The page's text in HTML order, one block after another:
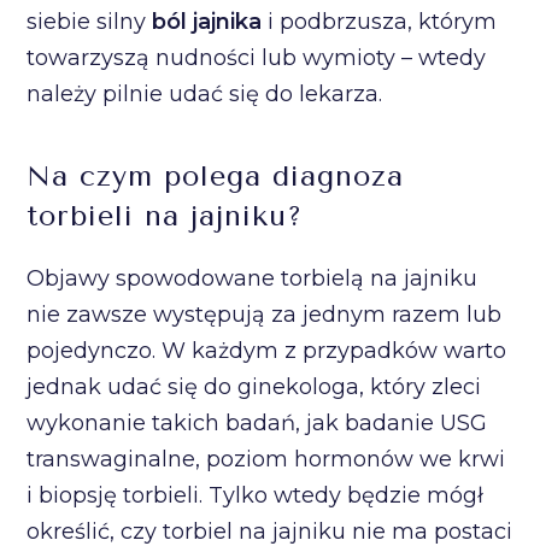
siebie silny ból jajnika i podbrzusza, którym
towarzyszą nudności lub wymioty – wtedy
należy pilnie udać się do lekarza.
Na czym polega diagnoza
torbieli na jajniku?
Objawy spowodowane torbielą na jajniku
nie zawsze występują za jednym razem lub
pojedynczo. W każdym z przypadków warto
jednak udać się do ginekologa, który zleci
wykonanie takich badań, jak badanie USG
transwaginalne, poziom hormonów we krwi
i biopsję torbieli. Tylko wtedy będzie mógł
określić, czy torbiel na jajniku nie ma postaci